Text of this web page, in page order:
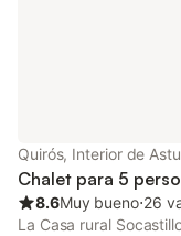
Quirós, Interior de
Chalet para 5
8.6Muy bueno⋅26
La Casa rural